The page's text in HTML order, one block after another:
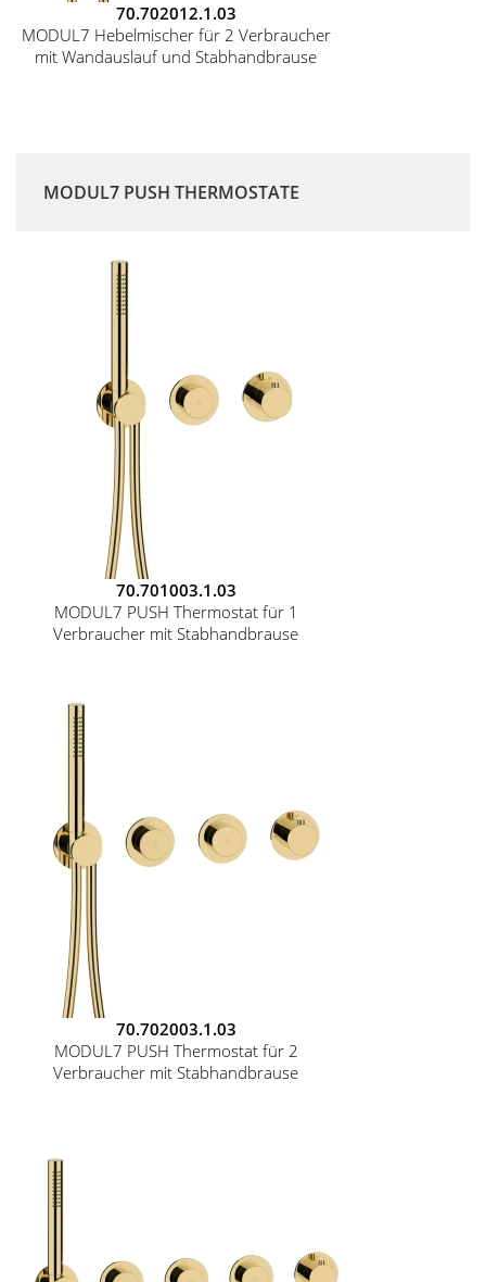
70.702012.1.03
MODUL7 Hebelmischer für 2 Verbraucher
mit Wandauslauf und Stabhandbrause
MODUL7 PUSH THERMOSTATE
70.701003.1.03
MODUL7 PUSH Thermostat für 1
Verbraucher mit Stabhandbrause
70.702003.1.03
MODUL7 PUSH Thermostat für 2
Verbraucher mit Stabhandbrause